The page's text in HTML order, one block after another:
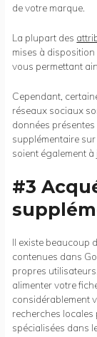
de votre marque.
La plupart des
mises à
vous permettant
Cependant,
réseaux sociaux
données
supplémentaire
soient également à
#3
Il existe beaucoup
contenues dans
propres
alimenter votre
considérablement
recherches locales
spécialisées dans